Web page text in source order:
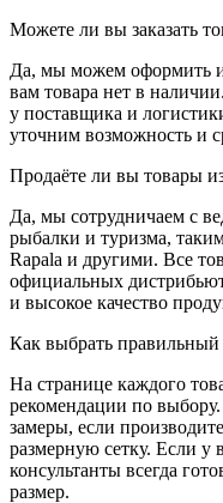
Можете ли вы заказать
Да, мы можем оформить
вам товара нет в
у поставщика и
уточним возможность и
Продаёте ли вы товары
Да, мы сотрудничаем с
рыбалки и туризма,
Rapala и другими. Все
официальных
и высокое качество
Как выбрать
На странице каждого
рекомендации по
замеры, если
размерную сетку. Если
консультанты всегда
размер.